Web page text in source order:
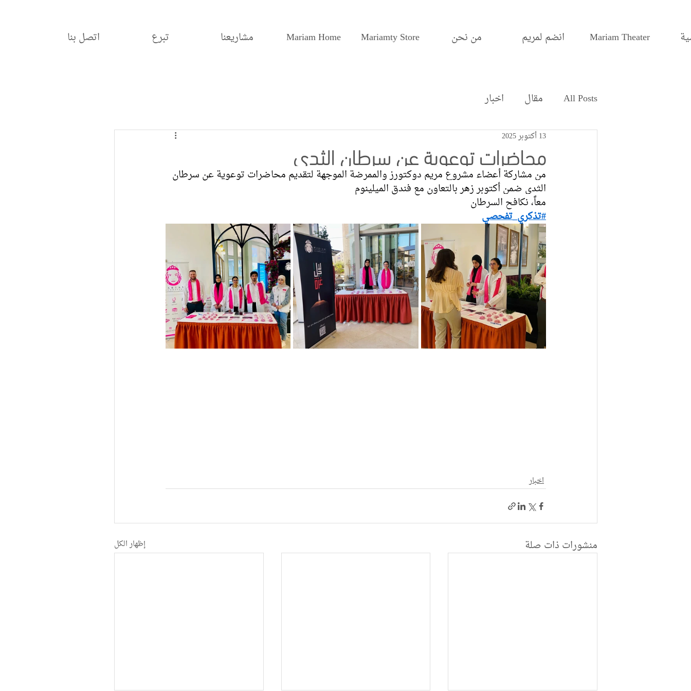
Mariam Theater انضم لمريم من نحن Mariamty Store
Mariam Home مشاريعنا تبرع اتصل بنا
All Posts مقال اخبار
محاضرات توعوية عن سرطان الثدي
13 أكتوبر 2025
من مشاركة أعضاء مشروع مريم دوكتورز والممرضة الموجهة لتقديم محاضرات توعوية عن سرطان
الثدي ضمن أكتوبر زهر بالتعاون مع فندق الميلينوم
معاً، نكافح السرطان
#تذكري_تفحصي
اخبار
منشورات ذات صلة إظهار الكل